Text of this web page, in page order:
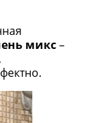
микс–